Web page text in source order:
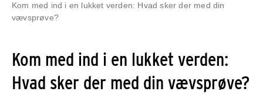
Kom med ind i en lukket verden: Hvad sker der med din
vævsprøve?
Kom med ind i en lukket verden:
Hvad sker der med din vævsprøve?